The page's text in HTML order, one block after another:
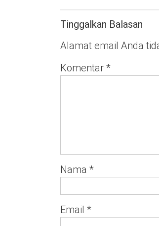
Tinggalkan Balasan
Alamat email Anda
Komentar *
Nama *
Email *